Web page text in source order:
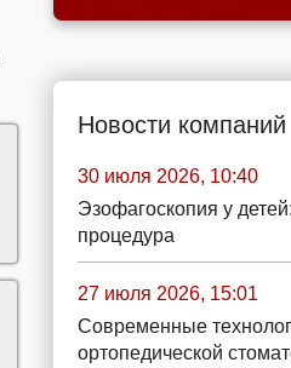
Новости компаний
30 июля 2026, 10:40
Эзофагоскопия у
процедура
27 июля 2026, 15:01
Современные
ортопедической